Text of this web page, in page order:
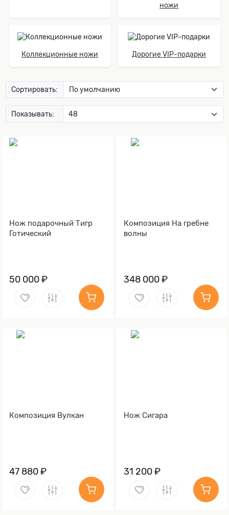
ножи
Коллекционные ножи Дорогие VIP-подарки
Сортировать:
Показывать:
Нож подарочный Тигр
Готический
50 000 ₽
Композиция На гребне
волны
348 000 ₽
Композиция Вулкан
47 880 ₽
Нож Сигара
31 200 ₽